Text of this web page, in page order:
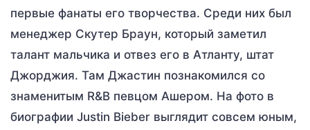
первые фанаты его творчества. Среди них был
менеджер Скутер Браун, который заметил
талант мальчика и отвез его в Атланту, штат
Джорджия. Там Джастин познакомился со
знаменитым R&B певцом Ашером. На фото в
биографии Justin Bieber выглядит совсем юным,